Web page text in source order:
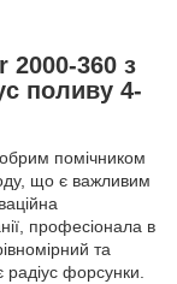
360 з
поливу 4-
помічником
що є важливим
професіонала в
та
радіус форсунки.